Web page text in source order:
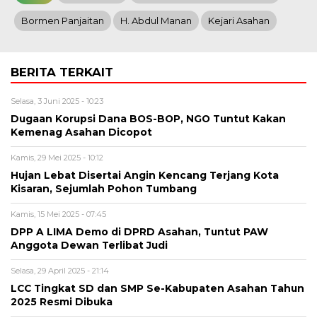
Bormen Panjaitan H. Abdul Manan Kejari Asahan
BERITA TERKAIT
Selasa, 3 Juni 2025 - 10:23
Dugaan Korupsi Dana BOS-BOP, NGO Tuntut Kakan
Kemenag Asahan Dicopot
Kamis, 29 Mei 2025 - 10:12
Hujan Lebat Disertai Angin Kencang Terjang Kota
Kisaran, Sejumlah Pohon Tumbang
Kamis, 15 Mei 2025 - 07:45
DPP A LIMA Demo di DPRD Asahan, Tuntut PAW
Anggota Dewan Terlibat Judi
Selasa, 29 April 2025 - 21:14
LCC Tingkat SD dan SMP Se-Kabupaten Asahan Tahun
2025 Resmi Dibuka